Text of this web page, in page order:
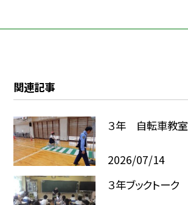
関連記事
３年 自転車教室
2026/07/14
３年ブックトーク